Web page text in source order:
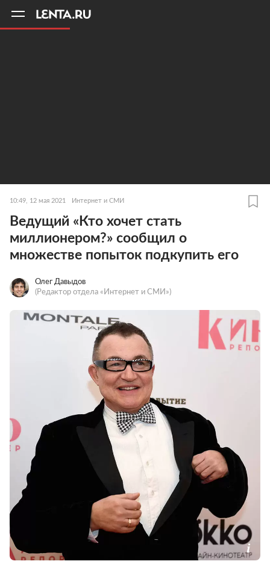
10:49, 12 мая 2021 Интернет и СМИ
Ведущий «Кто хочет стать
миллионером?» сообщил о
множестве попыток подкупить его
Олег Давыдов
(Редактор отдела «Интернет и СМИ»)